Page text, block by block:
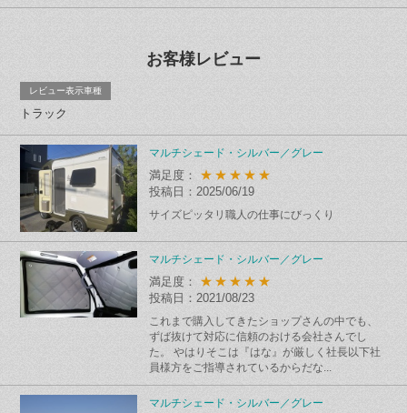
お客様レビュー
レビュー表示車種
トラック
マルチシェード・シルバー／グレー
満足度： ★★★★★
投稿日：2025/06/19
サイズピッタリ職人の仕事にびっくり
マルチシェード・シルバー／グレー
満足度： ★★★★★
投稿日：2021/08/23
これまで購入してきたショップさんの中でも、
ずば抜けて対応に信頼のおける会社さんでし
た。 やはりそこは『はな』が厳しく社長以下社
員様方をご指導されているからだな...
マルチシェード・シルバー／グレー